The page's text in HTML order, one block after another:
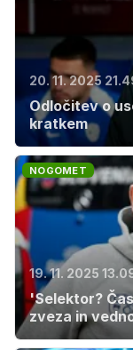
20. 11. 2025
Odločitev o
kratkem
NOGOMET
19. 11. 2025
'Selektor?
zveza in